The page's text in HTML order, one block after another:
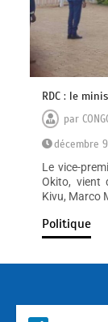
RDC : le
par
décembre
Le vice-
Okito, vient
Kivu, Marco
Politique